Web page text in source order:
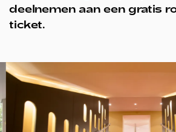
deelnemen aan een gratis
ticket.
Overslaan